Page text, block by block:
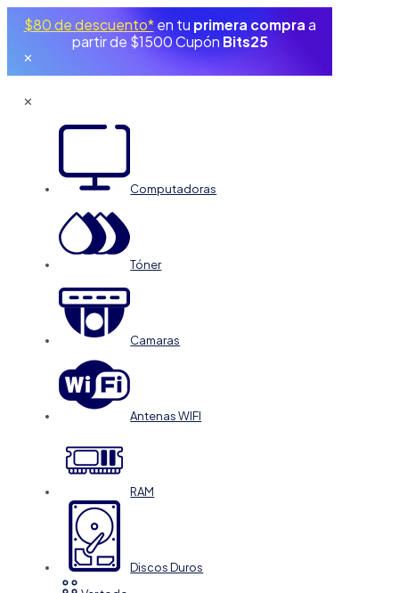
$80 de descuento*en tu primera compra a
partir de $1500 Cupón Bits25
✕
✕
Computadoras
Tóner
Camaras
Antenas WIFI
RAM
Discos Duros